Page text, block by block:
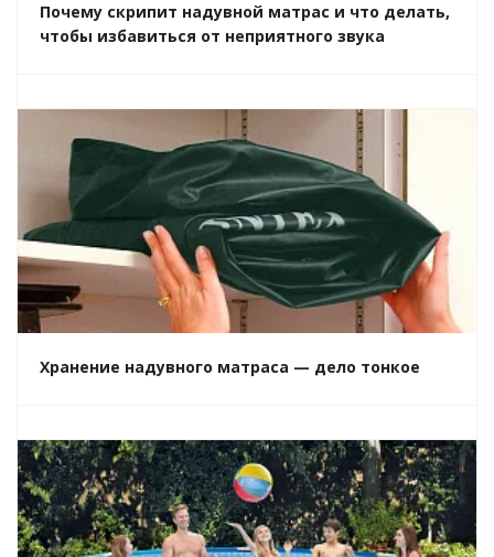
Почему скрипит надувной матрас и что делать,
чтобы избавиться от неприятного звука
Хранение надувного матраса — дело тонкое